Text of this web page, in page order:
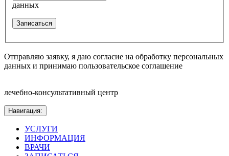
данных
Отправляю заявку, я даю согласие на обработку персональных
данных и принимаю пользовательское соглашение
лечебно-консультативный центр
Навигация:
УСЛУГИ
ИНФОРМАЦИЯ
ВРАЧИ